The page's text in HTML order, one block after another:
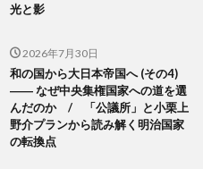
光と影
2026年7月30日
和の国から大日本帝国へ (その4)
―― なぜ中央集権国家への道を選
んだのか / 「公議所」と小栗上
野介プランから読み解く明治国家
の転換点